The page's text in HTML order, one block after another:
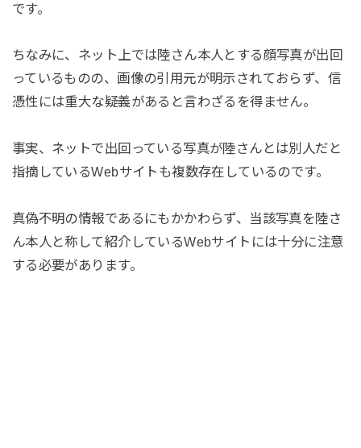
です。
ちなみに、ネット上では陸さん本人とする顔写真が出回
っているものの、画像の引用元が明示されておらず、信
憑性には重大な疑義があると言わざるを得ません。
事実、ネットで出回っている写真が陸さんとは別人だと
指摘しているWebサイトも複数存在しているのです。
真偽不明の情報であるにもかかわらず、当該写真を陸さ
ん本人と称して紹介しているWebサイトには十分に注意
する必要があります。